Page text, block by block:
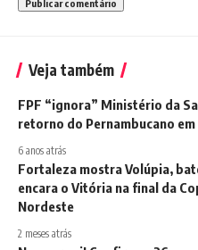
Veja também
FPF “ignora” Ministério da
retorno do Pernambucano em
6 anos atrás
Fortaleza mostra Volúpia,
encara o Vitória na final da
Nordeste
2 meses atrás